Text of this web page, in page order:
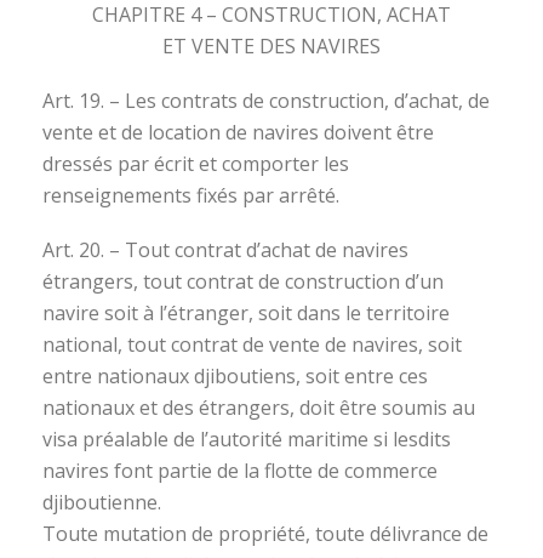
CHAPITRE 4 – CONSTRUCTION, ACHAT
ET VENTE DES NAVIRES
Art. 19. – Les contrats de construction, d’achat, de
vente et de location de navires doivent être
dressés par écrit et comporter les
renseignements fixés par arrêté.
Art. 20. – Tout contrat d’achat de navires
étrangers, tout contrat de construction d’un
navire soit à l’étranger, soit dans le territoire
national, tout contrat de vente de navires, soit
entre nationaux djiboutiens, soit entre ces
nationaux et des étrangers, doit être soumis au
visa préalable de l’autorité maritime si lesdits
navires font partie de la flotte de commerce
djiboutienne.
Toute mutation de propriété, toute délivrance de